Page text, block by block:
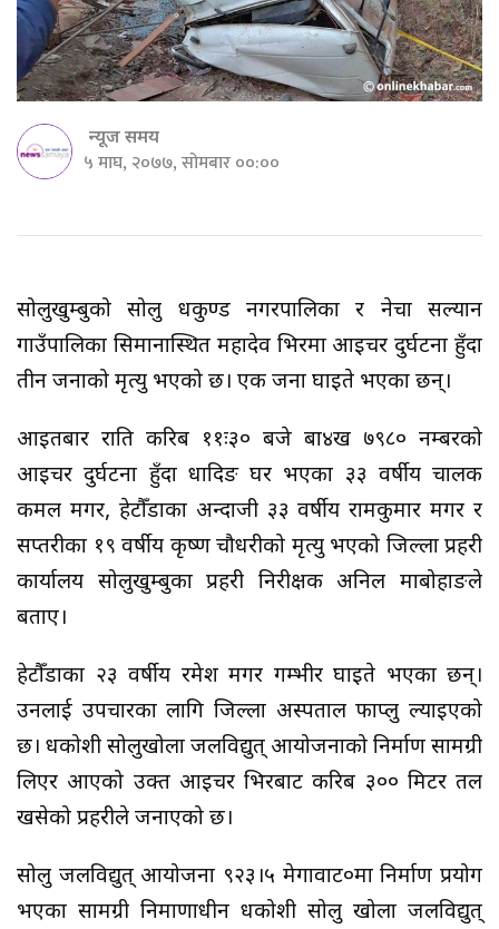
न्यूज समय
५ माघ, २०७७, सोमबार ००:००
सोलुखुम्बुको सोलु दूधकुण्ड नगरपालिका र नेचा सल्यान
गाउँपालिका सिमानास्थित महादेव भिरमा आइचर दुर्घटना हुँदा
तीन जनाको मृत्यु भएको छ। एक जना घाइते भएका छन्।
आइतबार राति करिब ११ः३० बजे बा४ख ७९८० नम्बरको
आइचर दुर्घटना हुँदा धादिङ घर भएका ३३ वर्षीय चालक
कमल मगर, हेटौँडाका अन्दाजी ३३ वर्षीय रामकुमार मगर र
सप्तरीका १९ वर्षीय कृष्ण चौधरीको मृत्यु भएको जिल्ला प्रहरी
कार्यालय सोलुखुम्बुका प्रहरी निरीक्षक अनिल माबोहाङले
बताए।
हेटौँडाका २३ वर्षीय रमेश मगर गम्भीर घाइते भएका छन्।
उनलाई उपचारका लागि जिल्ला अस्पताल फाप्लु ल्याइएको
छ। दूधकोशी सोलुखोला जलविद्युत् आयोजनाको निर्माण सामग्री
लिएर आएको उक्त आइचर भिरबाट करिब ३०० मिटर तल
खसेको प्रहरीले जनाएको छ।
सोलु जलविद्युत् आयोजना ९२३।५ मेगावाट०मा निर्माण प्रयोग
भएका सामग्री निमाणाधीन दूधकोशी सोलु खोला जलविद्युत्